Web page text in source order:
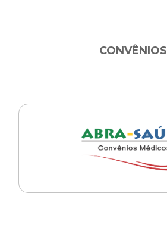
CONVÊNIOS